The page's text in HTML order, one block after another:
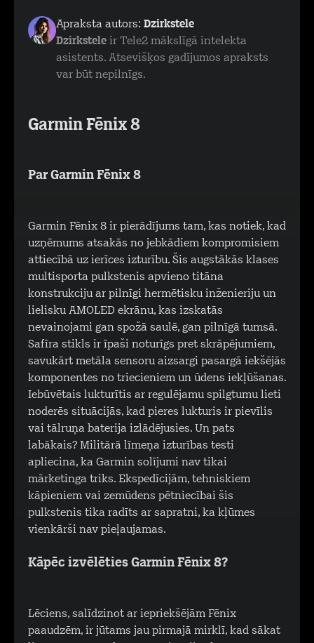
Apraksta autors: Dzirkstele
Dzirkstele ir Tele2 mākslīgā intelekta
asistents. Atsevišķos gadījumos apraksts
var būt nepilnīgs.
Garmin Fēnix 8
Par Garmin Fēnix 8
Garmin Fēnix 8 ir pierādījums tam, kas notiek, kad
uzņēmums atsakās no jebkādiem kompromisiem
attiecībā uz ierīces izturību. Šis augstākās klases
multisporta pulkstenis apvieno titāna
konstrukciju ar pilnīgi hermētisku inženieriju un
lielisku AMOLED ekrānu, kas izskatās
nevainojami gan spožā saulē, gan pilnīgā tumsā.
Safīra stikls ir īpaši noturīgs pret skrāpējumiem,
savukārt metāla sensoru aizsargi pasargā iekšējās
komponentes no triecieniem un ūdens iekļūšanas.
Iebūvētais lukturītis ar regulējamu spilgtumu lieti
noderēs situācijās, kad pieres lukturis ir pievīlis
vai tālruņa baterija izlādējusies. Un pats
labākais? Militārā līmeņa izturības testi
apliecina, ka Garmin solījumi nav tikai
mārketinga triks. Ekspedīcijām, tehniskiem
kāpieniem vai zemūdens pētniecībai šis
pulkstenis tika radīts ar sapratni, ka kļūmes
vienkārši nav pieļaujamas.
Kāpēc izvēlēties Garmin Fēnix 8?
Lēciens, salīdzinot ar iepriekšējām Fēnix
paaudzēm, ir jūtams jau pirmajā mirklī, kad sākat